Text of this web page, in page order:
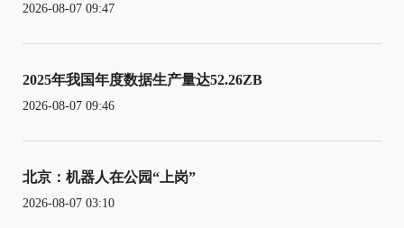
2026-08-07 09:47
2025年我国年度数据生产量达52.26ZB
2026-08-07 09:46
北京：机器人在公园“上岗”
2026-08-07 03:10